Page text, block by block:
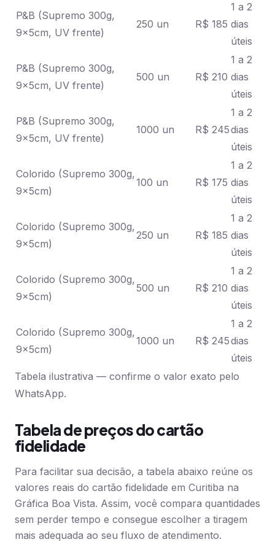
P&B (Supremo 300g,
9x5cm, UV frente)
250 un R$ 185
1 a 2
dias
úteis
P&B (Supremo 300g,
9x5cm, UV frente)
500 un R$ 210
1 a 2
dias
úteis
P&B (Supremo 300g,
9x5cm, UV frente)
1000 un R$ 245
1 a 2
dias
úteis
Colorido (Supremo 300g,
9x5cm)
100 un R$ 175
1 a 2
dias
úteis
Colorido (Supremo 300g,
9x5cm)
250 un R$ 185
1 a 2
dias
úteis
Colorido (Supremo 300g,
9x5cm)
500 un R$ 210
1 a 2
dias
úteis
Colorido (Supremo 300g,
9x5cm)
1000 un R$ 245
1 a 2
dias
úteis
Tabela ilustrativa — confirme o valor exato pelo
WhatsApp.
Tabela de preços do cartão
fidelidade
Para facilitar sua decisão, a tabela abaixo reúne os
valores reais do cartão fidelidade em Curitiba na
Gráfica Boa Vista. Assim, você compara quantidades
sem perder tempo e consegue escolher a tiragem
mais adequada ao seu fluxo de atendimento.